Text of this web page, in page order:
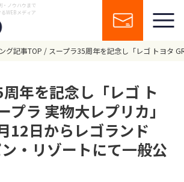
・ノウハウまで
WEBメディア
グ記事TOP スープラ35周年を記念し「レゴ トヨタ
年を記念し「レゴ ト
プラ 実物大レプリカ」
12日からレゴランド
・リゾートにて一般公